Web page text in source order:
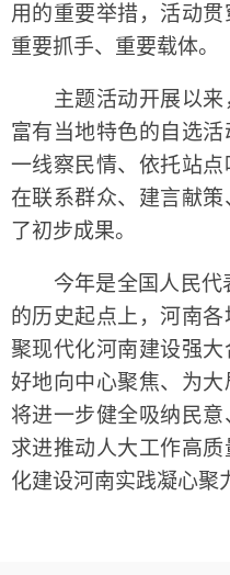
用的重要举措，活动
重要抓手、重要载体。
主题活动开展以来
富有当地特色的自选
一线察民情、依托站点
在联系群众、建言献
了初步成果。
今年是全国人民代
的历史起点上，河南
聚现代化河南建设强
好地向中心聚焦、为
将进一步健全吸纳民
求进推动人大工作高
化建设河南实践凝心聚